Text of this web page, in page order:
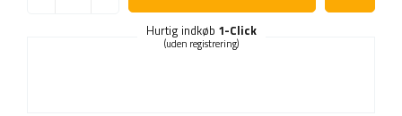
Hurtig indkøb 1-Click
(uden registrering)